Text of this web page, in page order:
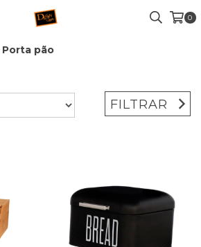
0
Porta pão
FILTRAR